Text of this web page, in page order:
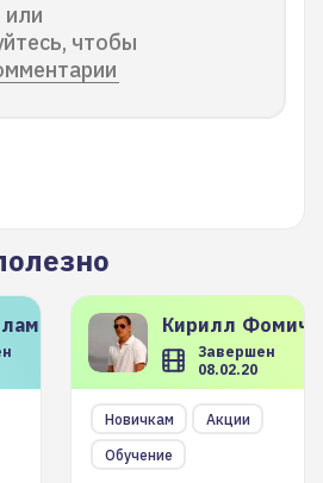
чтобы
Кирилл
Завершен
08.02.20
Новичкам
Акции
Обучение